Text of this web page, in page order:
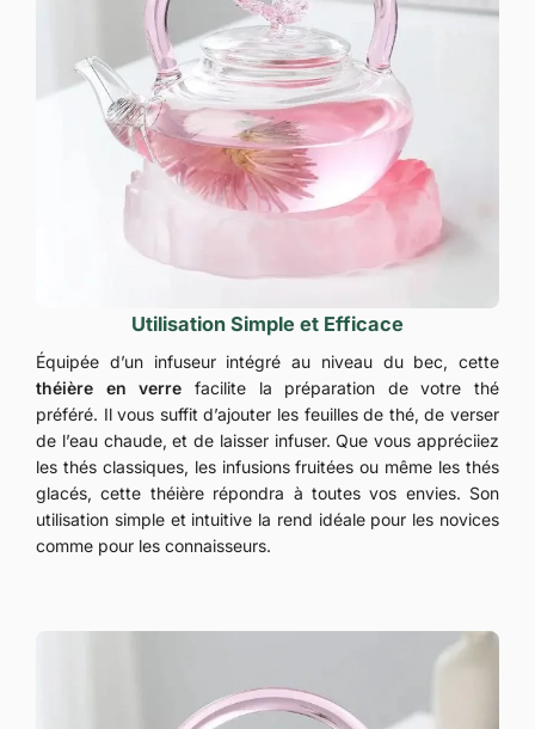
Utilisation Simple et Efficace
Équipée d’un infuseur intégré au niveau du bec, cette
théière en verre facilite la préparation de votre thé
préféré. Il vous suffit d’ajouter les feuilles de thé, de verser
de l’eau chaude, et de laisser infuser. Que vous appréciiez
les thés classiques, les infusions fruitées ou même les thés
glacés, cette théière répondra à toutes vos envies. Son
utilisation simple et intuitive la rend idéale pour les novices
comme pour les connaisseurs.